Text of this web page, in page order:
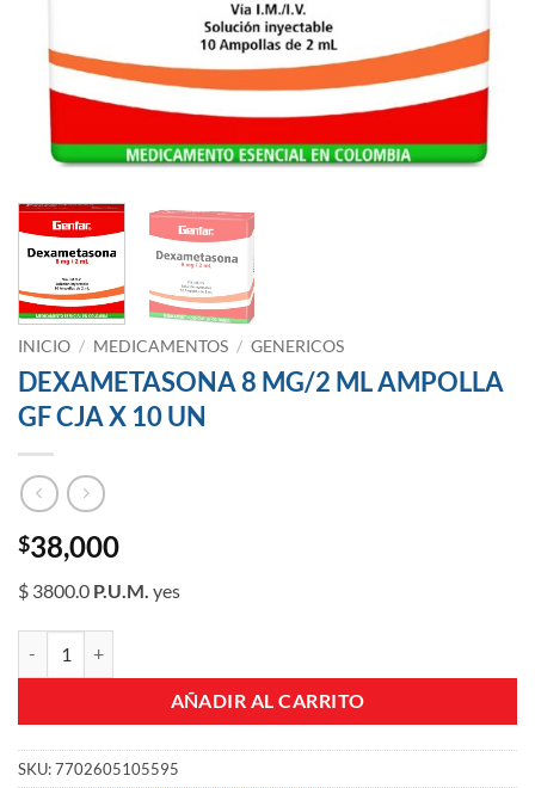
INICIO / MEDICAMENTOS / GENERICOS
DEXAMETASONA 8 MG/2 ML AMPOLLA
GF CJA X 10 UN
$38,000
$ 3800.0 P.U.M. yes
AÑADIR AL CARRITO
SKU:7702605105595